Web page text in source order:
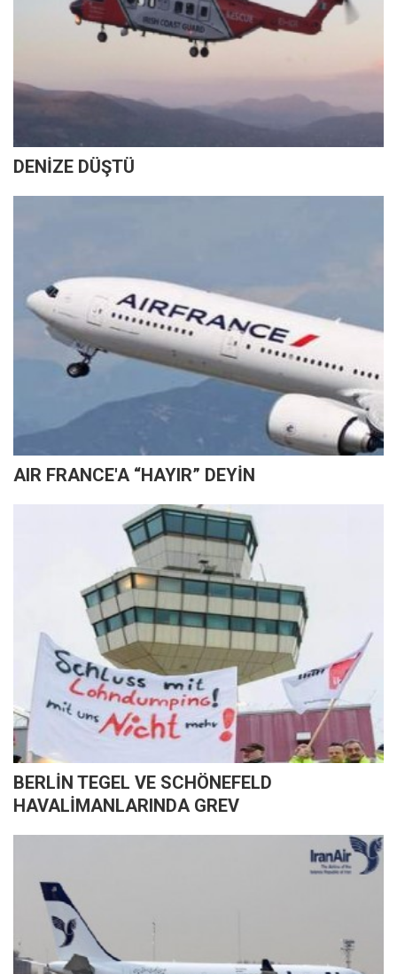
DENİZE DÜŞTÜ
AIR FRANCE'A “HAYIR” DEYİN
BERLİN TEGEL VE SCHÖNEFELD
HAVALİMANLARINDA GREV